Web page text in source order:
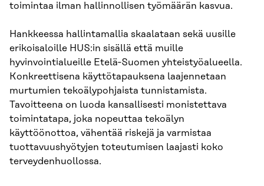
toimintaa ilman hallinnollisen työmäärän kasvua.
Hankkeessa hallintamallia skaalataan sekä uusille
erikoisaloille HUS:in sisällä että muille
hyvinvointialueille Etelä‑Suomen yhteistyöalueella.
Konkreettisena käyttötapauksena laajennetaan
murtumien tekoälypohjaista tunnistamista.
Tavoitteena on luoda kansallisesti monistettava
toimintatapa, joka nopeuttaa tekoälyn
käyttöönottoa, vähentää riskejä ja varmistaa
tuottavuushyötyjen toteutumisen laajasti koko
terveydenhuollossa.